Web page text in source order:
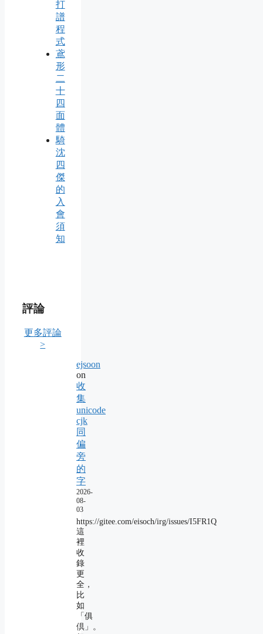
打
譜
程
式
鳶
形
二
十
四
面
體
騎
沈
四
傑
的
入
會
須
知
評論
更多評論
>
ejsoon
on
收
集
unicode
cjk
同
偏
旁
的
字
2026-
08-
03
https://gitee.com/eisoch/irg/issues/I5FR1Q
這
裡
收
錄
更
全，
比
如
「俱
倶」。